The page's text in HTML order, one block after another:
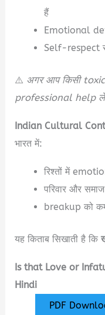
हैं
Emotional
Self-respect से
⚠️ अगर आप किसी
professional help
Indian Cultural
भारत में:
रिश्तों में
परिवार और
breakup को
यह किताब सिखाती है कि
Is that Love or
Hindi
PDF